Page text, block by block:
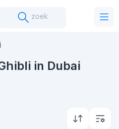
zoek
in Dubai